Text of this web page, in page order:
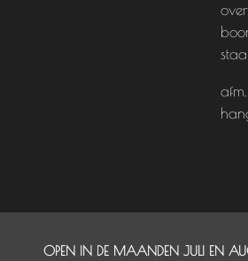
OPEN IN DE MAANDEN JULI EN